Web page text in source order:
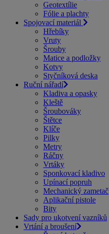
Geotextílie
Fólie a plachty
Spojovací materiál
Hřebíky
Vruty
Šrouby
Matice a podložky
Kotvy
Styčníková deska
Ruční nářadí
Kladiva a opasky
Kleště
Šroubováky
Štětce
Klíče
Pilky
Metry
Ráčny
Vrtáky
Sponkovací kladivo
Upínací popruh
Mechanický zametač
Aplikační pistole
Bity
Sady pro ukotvení vazníků
Vrtání a broušení